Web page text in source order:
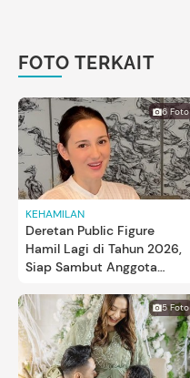
FOTO TERKAIT
6 Foto
KEHAMILAN
Deretan Public Figure
Hamil Lagi di Tahun 2026,
Siap Sambut Anggota
5 Foto